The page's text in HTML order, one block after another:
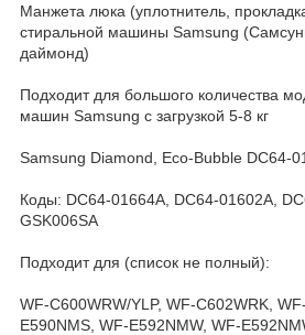
Манжета люка (уплотнитель,
стиральной машины Samsung
даймонд)
Подходит для большого количества
машин Samsung с загрузкой 5-8 кг
Samsung Diamond, Eco-Bubble DC64-
Коды: DC64-01664A, DC64-01602A,
GSK006SA
Подходит для (список не полный):
WF-C600WRW/YLP, WF-C602WRK,
E590NMS, WF-E592NMW, WF-